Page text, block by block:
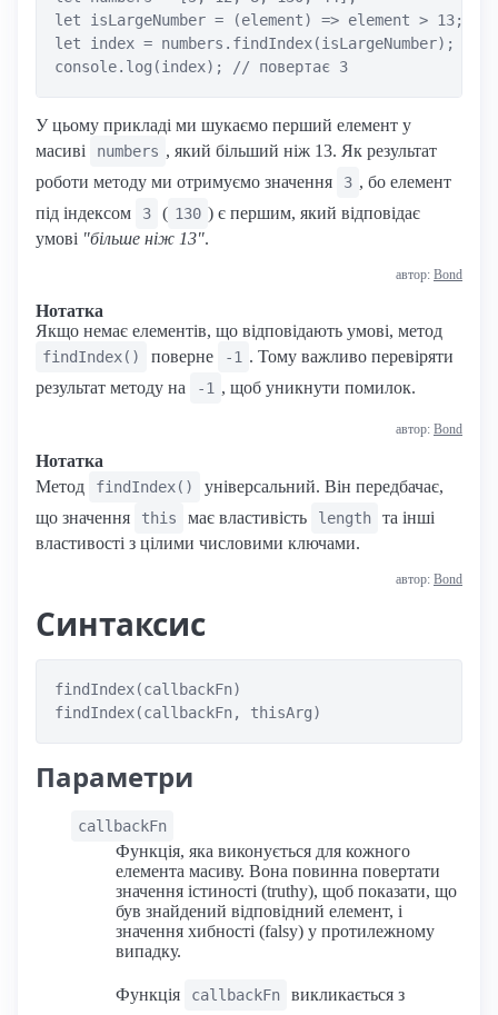
let isLargeNumber = (element) => element > 13;
let index = numbers.findIndex(isLargeNumber);
У цьому прикладі ми шукаємо перший елемент у
масиві
numbers , який більший ніж 13. Як результат
роботи методу ми отримуємо значення
3 , бо елемент
під індексом
3 ( 130 ) є першим, який відповідає
умові "більше ніж 13".
автор: Bond
Нотатка
Якщо немає елементів, що відповідають умові, метод
findIndex() поверне -1 . Тому важливо перевіряти
результат методу на
-1 , щоб уникнути помилок.
автор: Bond
Нотатка
Метод
findIndex()
універсальний. Він передбачає,
що значення
this має властивість length
та інші
властивості з цілими числовими ключами.
автор: Bond
Синтаксис
findIndex(callbackFn)
Параметри
callbackFn
Функція, яка виконується для кожного
елемента масиву. Вона повинна повертати
значення істиності (truthy), щоб показати, що
був знайдений відповідний елемент, і
значення хибності (falsy) у протилежному
випадку.
Функція callbackFn
викликається з